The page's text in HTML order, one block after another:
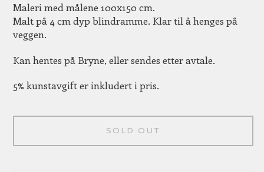
Maleri med målene 100x150 cm.
Malt på 4 cm dyp blindramme. Klar til å henges på
veggen.
Kan hentes på Bryne, eller sendes etter avtale.
5% kunstavgift er inkludert i pris.
SOLD OUT